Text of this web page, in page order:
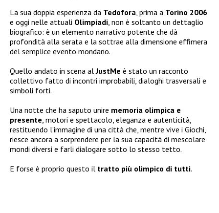
La sua doppia esperienza da Tedofora, prima a Torino 2006
e oggi nelle attuali Olimpiadi, non è soltanto un dettaglio
biografico: è un elemento narrativo potente che dà
profondità alla serata e la sottrae alla dimensione effimera
del semplice evento mondano.
Quello andato in scena alJustMe è stato un racconto
collettivo fatto di incontri improbabili, dialoghi trasversali e
simboli forti.
Una notte che ha saputo unire memoria olimpica e
presente, motori e spettacolo, eleganza e autenticità,
restituendo l’immagine di una città che, mentre vive i Giochi,
riesce ancora a sorprendere per la sua capacità di mescolare
mondi diversi e farli dialogare sotto lo stesso tetto.
E forse è proprio questo il tratto più olimpico di tutti.